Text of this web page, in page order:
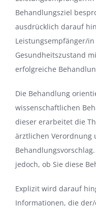
Behandlungsziel
ausdrücklich darauf
Leistungsempfänger/
Gesundheitszustand
erfolgreiche
Die Behandlung
wissenschaftlichen
dieser erarbeitet die
ärztlichen Verordnung
jedoch, ob Sie diese
Explizit wird darauf
Informationen, die